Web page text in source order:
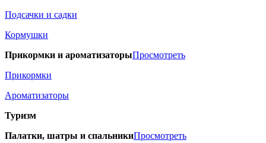
Подсачки и садки
Кормушки
Прикормки и ароматизаторыПросмотреть
Прикормки
Ароматизаторы
Туризм
Палатки, шатры и спальникиПросмотреть